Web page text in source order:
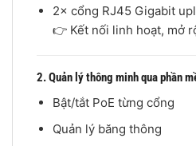
2× cổng RJ45 Gigabit
👉 Kết nối linh hoạt, mở
2. Quản lý thông minh qua phần
Bật/tắt PoE từng cổng
Quản lý băng thông